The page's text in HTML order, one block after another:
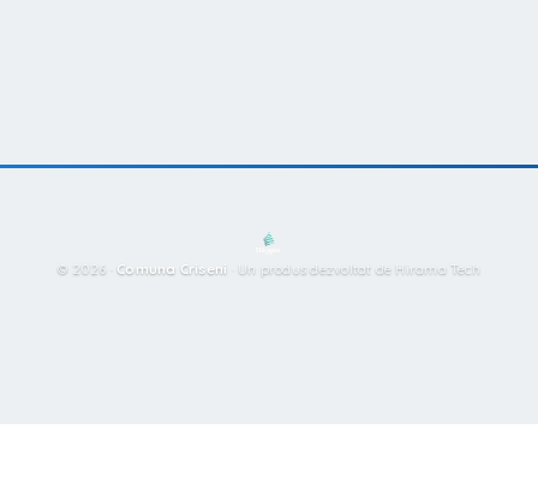
© 2026 · Comuna Criseni Un produs dezvoltat de Hirama Tech